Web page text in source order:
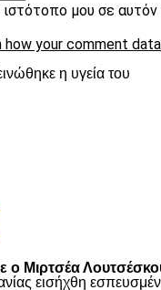
μου σε
how your comment
η υγεία του
Μιρτσέα
εισήχθη